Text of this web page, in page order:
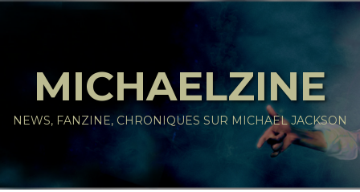
MICHAELZINE
NEWS, FANZINE, CHRONIQUES SUR MICHAEL JACKSON